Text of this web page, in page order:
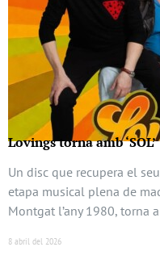
Lovings torna amb ‘SOL’
Un disc que recupera el
etapa musical plena de
Montgat l’any 1980, torna
8 abril del 2026